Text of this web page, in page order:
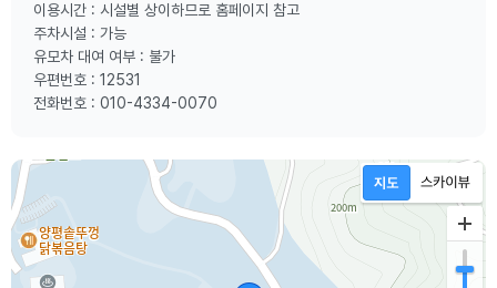
이용시간 : 시설별 상이하므로 홈페이지 참고
주차시설 : 가능
유모차 대여 여부 : 불가
우편번호 : 12531
전화번호 : 010-4334-0070